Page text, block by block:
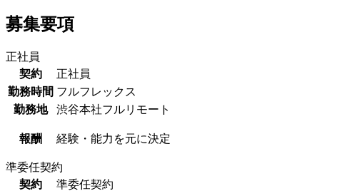
募集要項
正社員
契約
正社員
勤務時間 フルフレックス
勤務地
渋谷本社フルリモート
報酬 経験・能力を元に決定
準委任契約
契約
準委任契約